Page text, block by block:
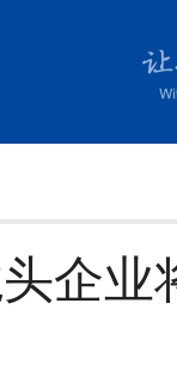
企业